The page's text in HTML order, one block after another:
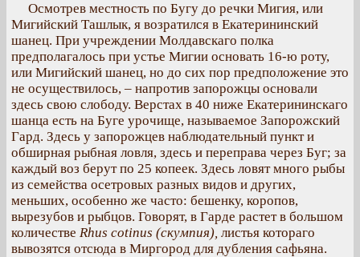
Осмотрев местность по Бугу до речки Мигия, или
Мигийский Ташлык, я возратился в Екатерининский
шанец. При учреждении Молдавскаго полка
предполагалось при устье Мигии основать 16-ю роту,
или Мигийский шанец, но до сих пор предположение это
не осуществилось, – напротив запорожцы основали
здесь свою слободу. Верстах в 40 ниже Екатерининскаго
шанца есть на Буге урочище, называемое Запорожский
Гард. Здесь у запорожцев наблюдательный пункт и
обширная рыбная ловля, здесь и переправа через Буг; за
каждый воз берут по 25 копеек. Здесь ловят много рыбы
из семейства осетровых разных видов и других,
меньших, особенно же часто: бешенку, коропов,
вырезубов и рыбцов. Говорят, в Гарде растет в большом
количестве Rhus cotinus (скумпия), листья котораго
вывозятся отсюда в Миргород для дубления сафьяна.